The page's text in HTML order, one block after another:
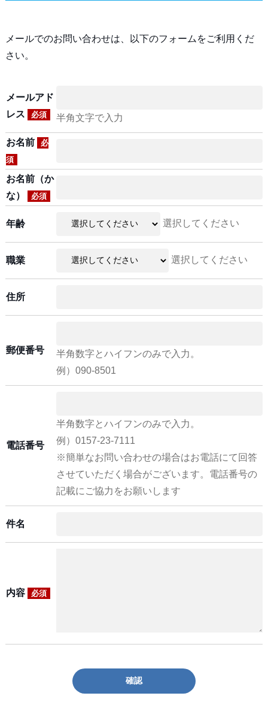
メールでのお問い合わせは、以下のフォームをご利用くだ
さい。
メールアド
レス
必須 半角文字で入力
お名前
必
須
お名前（か
な）
必須
年齢 選択してください
職業 選択してください
住所
郵便番号
半角数字とハイフンのみで入力。
例）090-8501
電話番号
半角数字とハイフンのみで入力。
例）0157-23-7111
※簡単なお問い合わせの場合はお電話にて回答
させていただく場合がございます。電話番号の
記載にご協力をお願いします
件名
内容 必須
確認